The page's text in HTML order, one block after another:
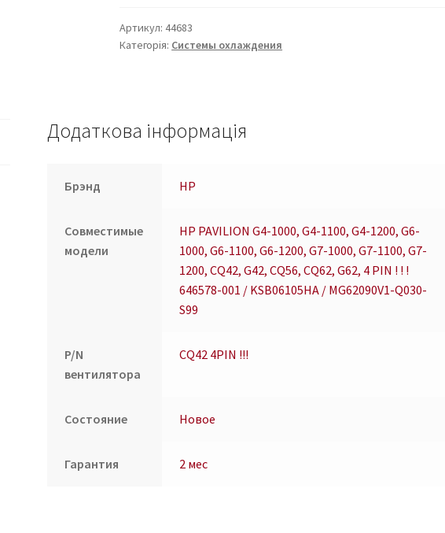
PAVILION
G4-
G4-
1200,
G42,
Артикул:44683
Категорія: Системы охлаждения
Додаткова інформація
Брэнд HP
Совместимые
модели
HP PAVILION G4-1000, G4-1100, G4-1200, G6-
1000, G6-1100, G6-1200, G7-1000, G7-1100, G7-
1200, CQ42, G42, CQ56, CQ62, G62, 4 PIN ! ! !
646578-001 / KSB06105HA / MG62090V1-Q030-
S99
P/N
вентилятора
CQ42 4PIN !!!
Состояние Новое
Гарантия 2 мес